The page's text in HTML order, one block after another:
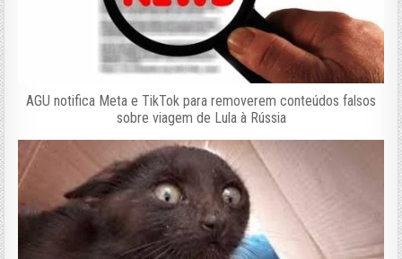
AGU notifica Meta e TikTok para removerem conteúdos falsos
sobre viagem de Lula à Rússia